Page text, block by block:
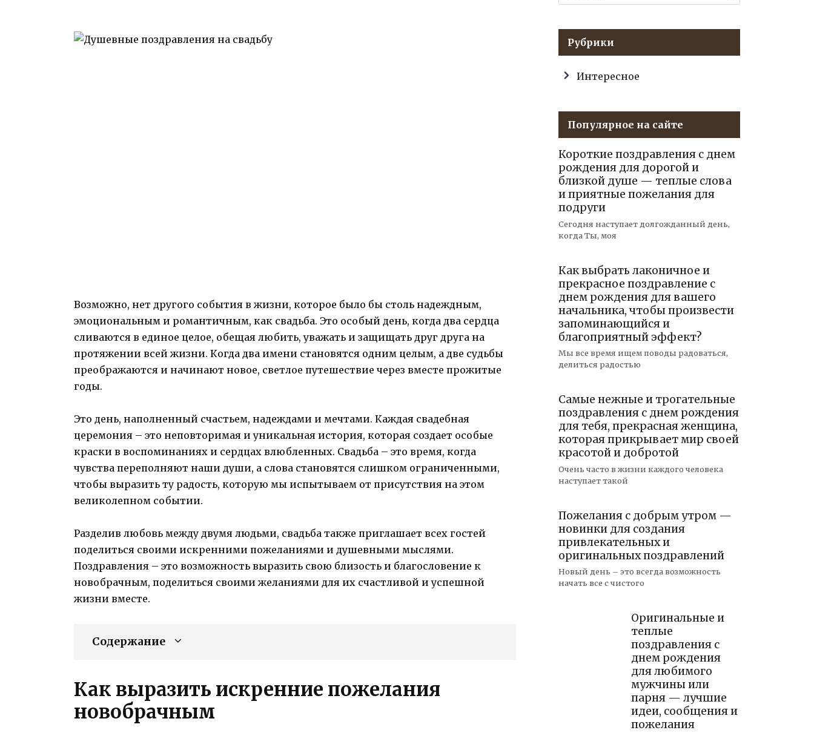
Возможно, нет другого события в жизни, которое было бы столь надеждным,
эмоциональным и романтичным, как свадьба. Это особый день, когда два сердца
сливаются в единое целое, обещая любить, уважать и защищать друг друга на
протяжении всей жизни. Когда два имени становятся одним целым, а две судьбы
преображаются и начинают новое, светлое путешествие через вместе прожитые
годы.
Это день, наполненный счастьем, надеждами и мечтами. Каждая свадебная
церемония – это неповторимая и уникальная история, которая создает особые
краски в воспоминаниях и сердцах влюбленных. Свадьба – это время, когда
чувства переполняют наши души, а слова становятся слишком ограниченными,
чтобы выразить ту радость, которую мы испытываем от присутствия на этом
великолепном событии.
Разделив любовь между двумя людьми, свадьба также приглашает всех гостей
поделиться своими искренними пожеланиями и душевными мыслями.
Поздравления – это возможность выразить свою близость и благословение к
новобрачным, поделиться своими желаниями для их счастливой и успешной
жизни вместе.
Содержание
Как выразить искренние пожелания
новобрачным
for:
Рубрики
Интересное
Популярное на сайте
Короткие поздравления с днем
рождения для дорогой и
близкой душе — теплые слова
и приятные пожелания для
подруги
Сегодня наступает долгожданный день,
когда Ты, моя
Как выбрать лаконичное и
прекрасное поздравление с
днем рождения для вашего
начальника, чтобы произвести
запоминающийся и
благоприятный эффект?
Мы все время ищем поводы радоваться,
делиться радостью
Самые нежные и трогательные
поздравления с днем рождения
для тебя, прекрасная женщина,
которая прикрывает мир своей
красотой и добротой
Очень часто в жизни каждого человека
наступает такой
Пожелания с добрым утром —
новинки для создания
привлекательных и
оригинальных поздравлений
Новый день – это всегда возможность
начать все с чистого
Оригинальные и
теплые
поздравления с
днем рождения
для любимого
мужчины или
парня — лучшие
идеи, сообщения и
пожелания